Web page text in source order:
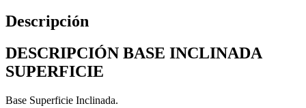
Descripción
DESCRIPCIÓN BASE INCLINADA
SUPERFICIE
Base Superficie Inclinada.